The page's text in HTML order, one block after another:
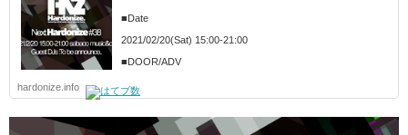
■Date
2021/02/20(Sat) 15:00-21:00
■DOOR/ADV
hardonize.info